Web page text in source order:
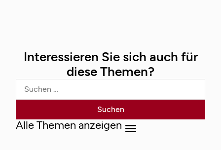
Interessieren Sie sich auch für
diese Themen?
Alle Themen anzeigen